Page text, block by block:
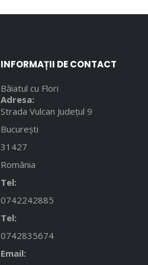
INFORMAȚII DE CONTACT
Băiatul cu Flori
Adresa:
Strada Vulcan Județul 9
București
31427
România
Tel:
0742242885
Tel:
0742835674
Email: